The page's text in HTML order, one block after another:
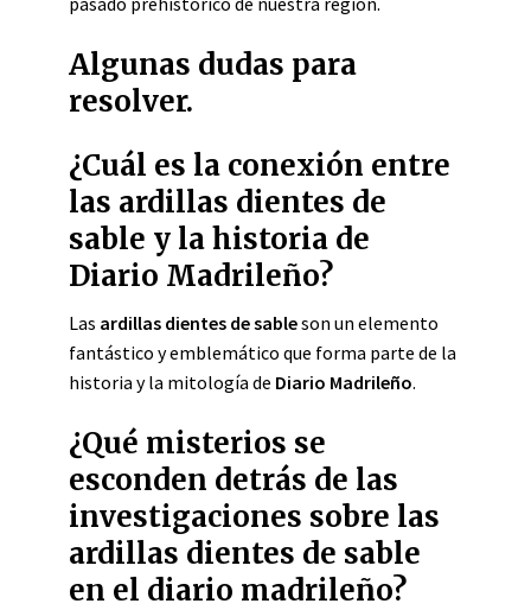
Algunas dudas para
resolver.
¿Cuál es la conexión entre
las ardillas dientes de
sable y la historia de
Diario Madrileño?
Las ardillas dientes de sableson un elemento
fantástico y emblemático que forma parte de la
historia y la mitología de Diario Madrileño.
¿Qué misterios se
esconden detrás de las
investigaciones sobre las
ardillas dientes de sable
en el diario madrileño?